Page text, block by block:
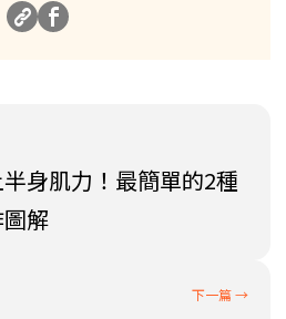
身肌力！最簡單的2種
圖解